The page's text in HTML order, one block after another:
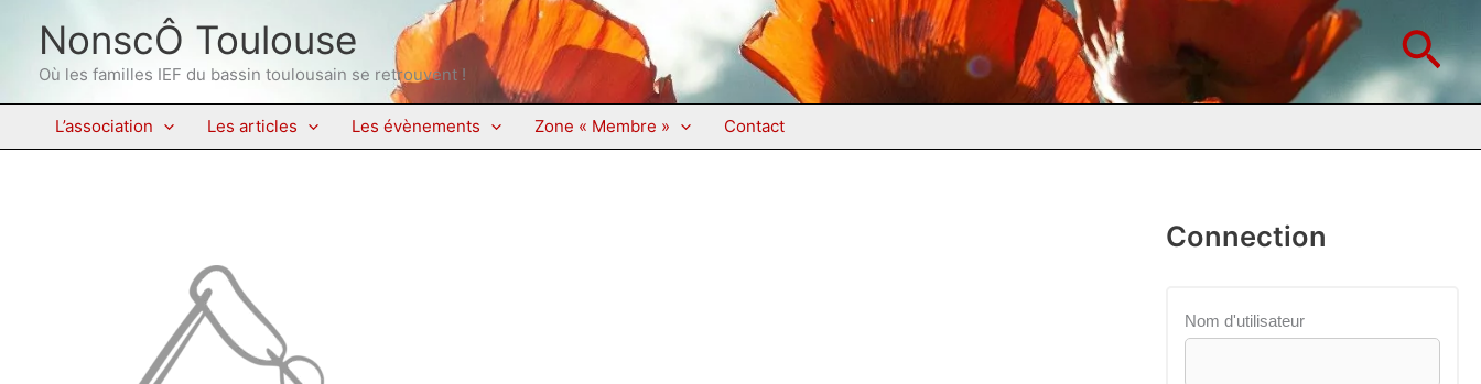
contenu
NonscÔ Toulouse
Où les familles IEF du bassin toulousain se retrouvent !
L’association Les articles Les évènements Zone « Membre » Contact
Connection
Nom d'utilisateur